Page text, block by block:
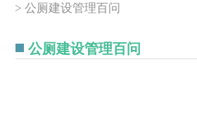
> 公厕建设管理百问
公厕建设管理百问